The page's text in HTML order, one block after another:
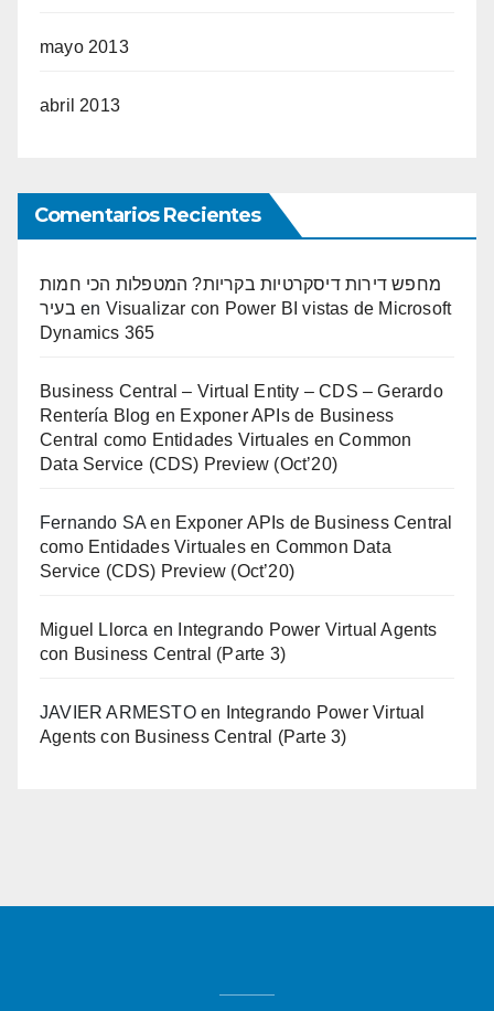
mayo 2013
abril 2013
Comentarios Recientes
מחפש דירות דיסקרטיות בקריות? המטפלות הכי חמות
בעיר en Visualizar con Power BI vistas de Microsoft
Dynamics 365
Business Central – Virtual Entity – CDS – Gerardo
Rentería Blog en Exponer APIs de Business
Central como Entidades Virtuales en Common
Data Service (CDS) Preview (Oct’20)
Fernando SA en Exponer APIs de Business Central
como Entidades Virtuales en Common Data
Service (CDS) Preview (Oct’20)
Miguel Llorca en
Integrando Power Virtual Agents
con Business Central (Parte 3)
JAVIER ARMESTOen
Integrando Power Virtual
Agents con Business Central (Parte 3)